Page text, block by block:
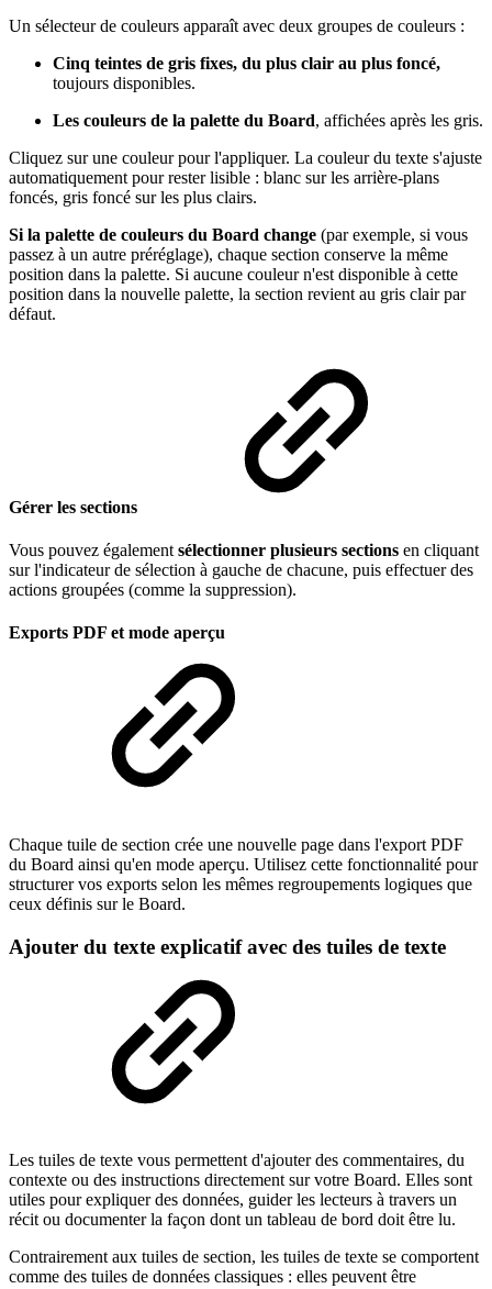
Un sélecteur de couleurs apparaît avec deux groupes de couleurs :
Cinq teintes de gris fixes, du plus clair au plus foncé,
toujours disponibles.
Les couleurs de la palette du Board, affichées après les gris.
Cliquez sur une couleur pour l'appliquer. La couleur du texte s'ajuste
automatiquement pour rester lisible : blanc sur les arrière-plans
foncés, gris foncé sur les plus clairs.
Si la palette de couleurs du Board change (par exemple, si vous
passez à un autre préréglage), chaque section conserve la même
position dans la palette. Si aucune couleur n'est disponible à cette
position dans la nouvelle palette, la section revient au gris clair par
défaut.
Gérer les sections
Vous pouvez également sélectionner plusieurs sections en cliquant
sur l'indicateur de sélection à gauche de chacune, puis effectuer des
actions groupées (comme la suppression).
Exports PDF et mode aperçu
Chaque tuile de section crée une nouvelle page dans l'export PDF
du Board ainsi qu'en mode aperçu. Utilisez cette fonctionnalité pour
structurer vos exports selon les mêmes regroupements logiques que
ceux définis sur le Board.
Ajouter du texte explicatif avec des tuiles de texte
Les tuiles de texte vous permettent d'ajouter des commentaires, du
contexte ou des instructions directement sur votre Board. Elles sont
utiles pour expliquer des données, guider les lecteurs à travers un
récit ou documenter la façon dont un tableau de bord doit être lu.
Contrairement aux tuiles de section, les tuiles de texte se comportent
comme des tuiles de données classiques : elles peuvent être